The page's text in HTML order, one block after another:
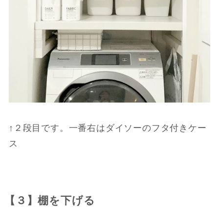
↑２段目です。一番右はダイソーのフタ付きケー
ス
【３】棚を下げる